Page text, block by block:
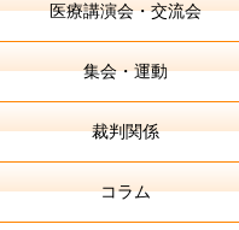
医療講演会・交流会
集会・運動
裁判関係
コラム